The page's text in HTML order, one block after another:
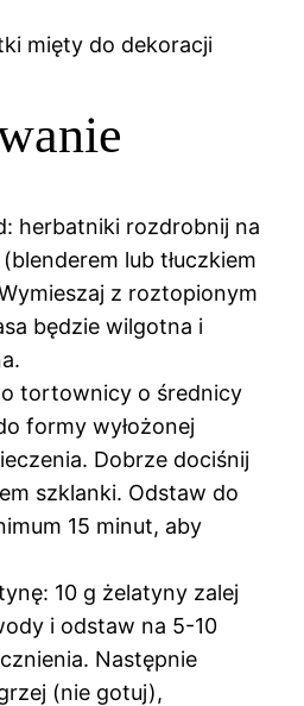
mięty do dekoracji
herbatniki rozdrobnij na
lub tłuczkiem
z roztopionym
będzie wilgotna i
tortownicy o średnicy
formy wyłożonej
Dobrze dociśnij
szklanki. Odstaw do
15 minut, aby
10 g żelatyny zalej
i odstaw na 5-10
Następnie
(nie gotuj),